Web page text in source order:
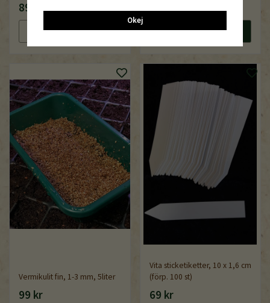
89 kr
Läs mer Köp nu
140 kr
Läs mer Köp nu
Vermikulit fin, 1-3 mm, 5liter
99 kr
Vita sticketiketter, 10 x 1,6 cm
(förp. 100 st)
69 kr
Okej